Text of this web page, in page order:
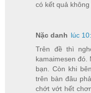
có kết quả
Nặc danh lúc
Trên đề thì
kamaimesen đó.
bạn. Còn khi
trên bàn đâu
chớt vớt hết